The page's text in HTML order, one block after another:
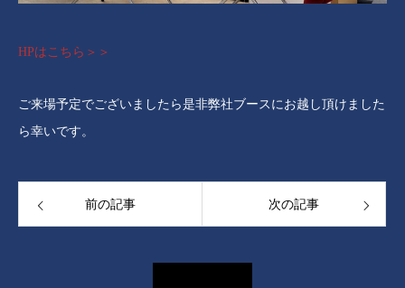
HPはこちら＞＞
ご来場予定でございましたら是非弊社ブースにお越し頂けました
ら幸いです。
前の記事 次の記事